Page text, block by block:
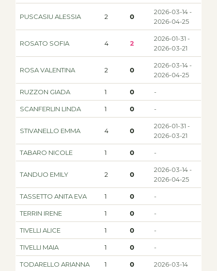
PUSCASIU ALESSIA 2 0
2026-03-14 -
2026-04-25
ROSATO SOFIA 4 2
2026-01-31 -
2026-03-21
ROSA VALENTINA 2 0
2026-03-14 -
2026-04-25
RUZZON GIADA 1 0 -
SCANFERLIN LINDA 1 0 -
STIVANELLO EMMA 4 0
2026-01-31 -
2026-03-21
TABARO NICOLE 1 0 -
TANDUO EMILY 2 0
2026-03-14 -
2026-04-25
TASSETTO ANITA EVA 1 0 -
TERRIN IRENE 1 0 -
TIVELLI ALICE 1 0 -
TIVELLI MAIA 1 0 -
TODARELLO ARIANNA 1 0 2026-03-14